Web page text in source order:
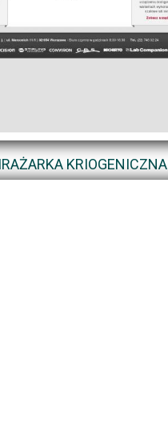
KRIOGENICZNA